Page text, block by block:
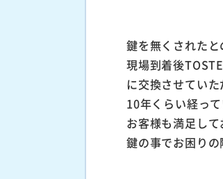
鍵を無くされたと
現場到着後
に交換させていた
10年くらい経っ
お客様も満足して
鍵の事でお困りの